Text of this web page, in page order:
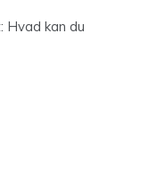
Hvad kan du